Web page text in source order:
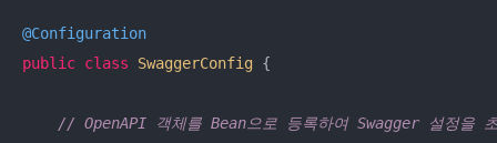
@Configuration
public class SwaggerConfig {
// OpenAPI 객체를 Bean으로 등록하여 Swagger 설정을